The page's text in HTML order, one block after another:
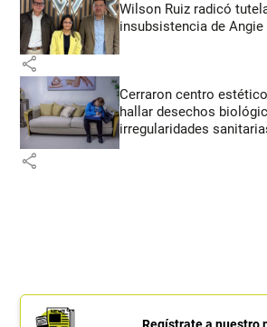
Wilson Ruiz radicó
insubsistencia de Angie
share
Cerraron centro
hallar desechos
irregularidades
share